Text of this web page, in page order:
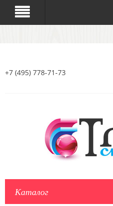
+7 (495) 778-71-73
Каталог